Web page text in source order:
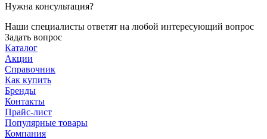
Нужна консультация?
Наши специалисты ответят на любой интересующий вопрос
Задать вопрос
Каталог
Акции
Справочник
Как купить
Бренды
Контакты
Прайс-лист
Популярные товары
Компания